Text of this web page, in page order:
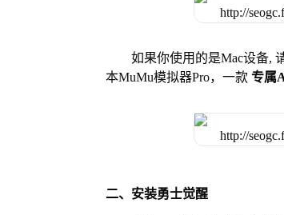
如果你使用的是Mac设备,
本MuMu模拟器Pro，一款 专属
二、安装勇士觉醒